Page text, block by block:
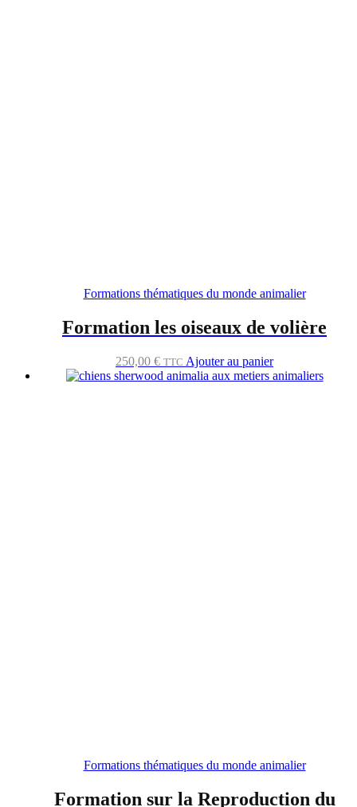
Formations thématiques du monde animalier
Formation les oiseaux de volière
250,00 € TTC Ajouter au panier
Formations thématiques du monde animalier
Formation sur la Reproduction du